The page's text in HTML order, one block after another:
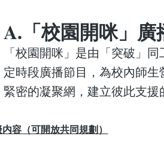
A. 「校園開咪」
「校園開咪」是由「突破」
定時段廣播節目，為校內師
緊密的凝聚網，建立彼此支援
容（可開放共同規劃）